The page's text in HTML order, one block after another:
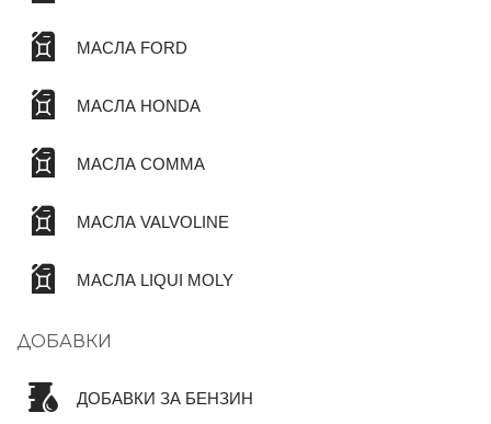
МАСЛА FORD
МАСЛА HONDA
МАСЛА COMMA
МАСЛА VALVOLINE
МАСЛА LIQUI MOLY
ДОБАВКИ
ДОБАВКИ ЗА БЕНЗИН